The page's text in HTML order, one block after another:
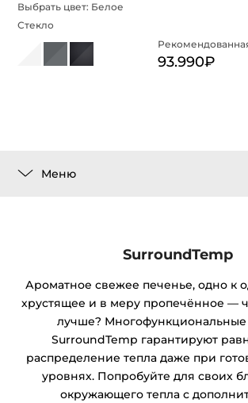
Выбрать цвет: Белое
Стекло
93.990₽
Меню
SurroundTemp
Ароматное свежее печенье, одно к
хрустящее и в меру пропечённое —
лучше? Многофункциональные
SurroundTemp гарантируют
распределение тепла даже при
уровнях. Попробуйте для своих
окружающего тепла с